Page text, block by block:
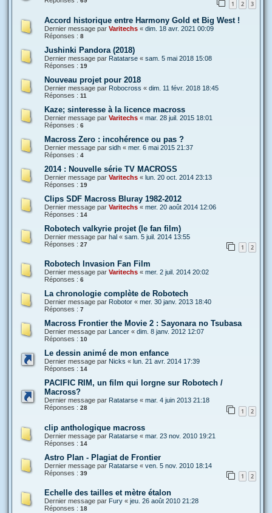
1 2 3
Accord historique entre Harmony Gold et Big West !
Dernier message par Varitechs « dim. 18 avr. 2021 00:09
Réponses : 8
Jushinki Pandora (2018)
Dernier message par Ratatarse « sam. 5 mai 2018 15:08
Réponses : 19
Nouveau projet pour 2018
Dernier message par Robocross « dim. 11 févr. 2018 18:45
Réponses : 11
Kaze; sinteresse à la licence macross
Dernier message par Varitechs « mar. 28 juil. 2015 18:01
Réponses : 6
Macross Zero : incohérence ou pas ?
Dernier message par sidh « mer. 6 mai 2015 21:37
Réponses : 4
2014 : Nouvelle série TV MACROSS
Dernier message par Varitechs « lun. 20 oct. 2014 23:13
Réponses : 19
Clips SDF Macross Bluray 1982-2012
Dernier message par Varitechs « mer. 20 août 2014 12:06
Réponses : 14
Robotech valkyrie projet (le fan film)
Dernier message par hal « sam. 5 juil. 2014 13:55
Réponses : 27 1 2
Robotech Invasion Fan Film
Dernier message par Varitechs « mer. 2 juil. 2014 20:02
Réponses : 6
La chronologie complète de Robotech
Dernier message par Robotor « mer. 30 janv. 2013 18:40
Réponses : 7
Macross Frontier the Movie 2 : Sayonara no Tsubasa
Dernier message par Lancer « dim. 8 janv. 2012 12:07
Réponses : 10
Le dessin animé de mon enfance
Dernier message par Nicks « lun. 21 avr. 2014 17:39
Réponses : 14
PACIFIC RIM, un film qui lorgne sur Robotech /
Macross?
Dernier message par Ratatarse « mar. 4 juin 2013 21:18
Réponses : 28 1 2
clip anthologique macross
Dernier message par Ratatarse « mar. 23 nov. 2010 19:21
Réponses : 14
Astro Plan - Plagiat de Frontier
Dernier message par Ratatarse « ven. 5 nov. 2010 18:14
Réponses : 39 1 2
Echelle des tailles et mètre étalon
Dernier message par Fury « jeu. 26 août 2010 21:28
Réponses : 18